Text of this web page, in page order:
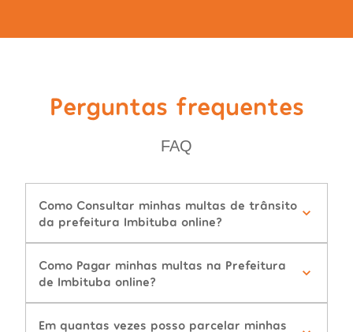
Perguntas frequentes
FAQ
Como Consultar minhas multas de trânsito
da prefeitura Imbituba online?
Como Pagar minhas multas na Prefeitura
de Imbituba online?
Em quantas vezes posso parcelar minhas